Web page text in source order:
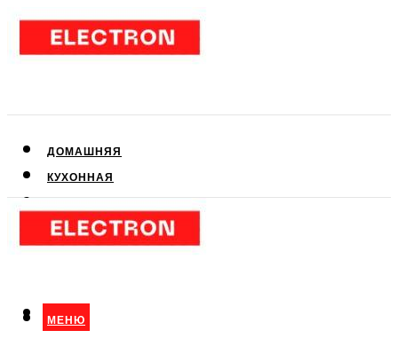
ДОМАШНЯЯ
КУХОННАЯ
КЛИМАТИЧЕСКАЯ
МЕНЮ
МЕНЮ